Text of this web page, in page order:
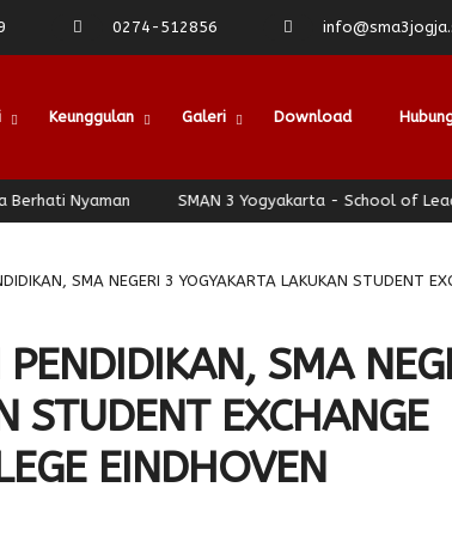
0274-512856
Keunggulan Galeri Download
SMAN 3 Yogyakarta - School of Leadership -
SMA NEGERI 3 YOGYAKARTA LAKUKAN STUDENT
SMA
STUDENT EXCHANGE
EINDHOVEN